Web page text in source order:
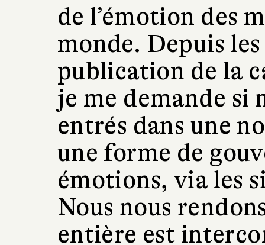
de l’émotion des
monde. Depuis
publication de la
je me demande si
entrés dans une
une forme de
émotions, via les
Nous nous
entière est